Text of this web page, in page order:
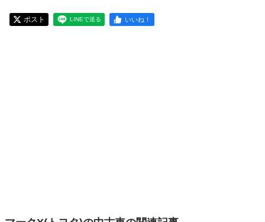
ポスト LINEで送る いいね！